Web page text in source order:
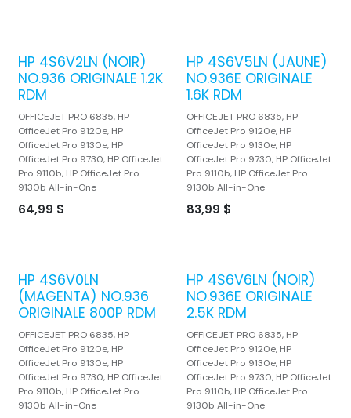
HP 4S6V2LN (NOIR)
NO.936 ORIGINALE 1.2K
RDM
OFFICEJET PRO 6835, HP
OfficeJet Pro 9120e, HP
OfficeJet Pro 9130e, HP
OfficeJet Pro 9730, HP OfficeJet
Pro 9110b, HP OfficeJet Pro
9130b All-in-One
64,99 $
HP 4S6V5LN (JAUNE)
NO.936E ORIGINALE
1.6K RDM
OFFICEJET PRO 6835, HP
OfficeJet Pro 9120e, HP
OfficeJet Pro 9130e, HP
OfficeJet Pro 9730, HP OfficeJet
Pro 9110b, HP OfficeJet Pro
9130b All-in-One
83,99 $
HP 4S6V0LN
(MAGENTA) NO.936
ORIGINALE 800P RDM
OFFICEJET PRO 6835, HP
OfficeJet Pro 9120e, HP
OfficeJet Pro 9130e, HP
OfficeJet Pro 9730, HP OfficeJet
Pro 9110b, HP OfficeJet Pro
9130b All-in-One
HP 4S6V6LN (NOIR)
NO.936E ORIGINALE
2.5K RDM
OFFICEJET PRO 6835, HP
OfficeJet Pro 9120e, HP
OfficeJet Pro 9130e, HP
OfficeJet Pro 9730, HP OfficeJet
Pro 9110b, HP OfficeJet Pro
9130b All-in-One